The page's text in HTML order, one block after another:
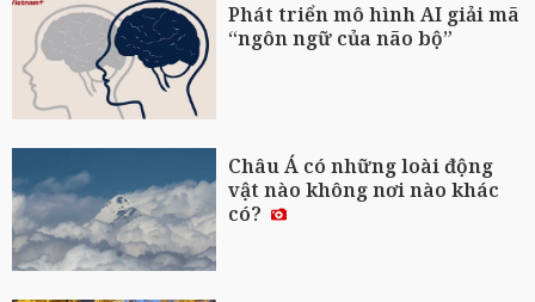
Phát triển mô hình AI giải mã
“ngôn ngữ của não bộ”
Châu Á có những loài động
vật nào không nơi nào khác
có?